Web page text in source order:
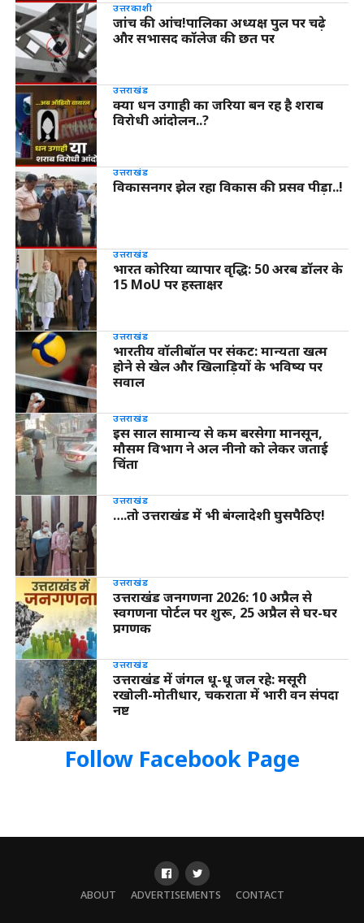
उत्तरकाशी
जांच की आंच!पालिका अध्यक्ष पुल पर चढ़े
और सभासद कॉलेज की छत पर
उत्तराखंड
क्या धन उगाही का जरिया बन रह है शराब
विरोधी आंदोलन..?
उत्तराखंड
विकासनगर झेल रहा विकास की प्रसव पीड़ा..!
उत्तराखंड
भारत कोरिया व्यापार वृद्धि: 50 अरब डॉलर के
15 MoU पर हस्ताक्षर
उत्तराखंड
भारतीय वॉलीबॉल पर संकट: मान्यता खत्म
होने से खेल और खिलाड़ियों के भविष्य पर
सवाल
उत्तराखंड
इस साल सामान्य से कम बरसेगा मानसून,
मौसम विभाग ने अल नीनो को लेकर जताई
चिंता
उत्तराखंड
….तो उत्तराखंड में भी बंग्लादेशी घुसपैठिए!
उत्तराखंड
उत्तराखंड जनगणना 2026: 10 अप्रैल से
स्वगणना पोर्टल पर शुरू, 25 अप्रैल से घर-घर
प्रगणक
उत्तराखंड
उत्तराखंड में जंगल धू-धू जल रहे: मसूरी
रखोली-मोतीधार, चकराता में भारी वन संपदा
नष्ट
Follow Facebook Page
ABOUT ADVERTISEMENTS CONTACT